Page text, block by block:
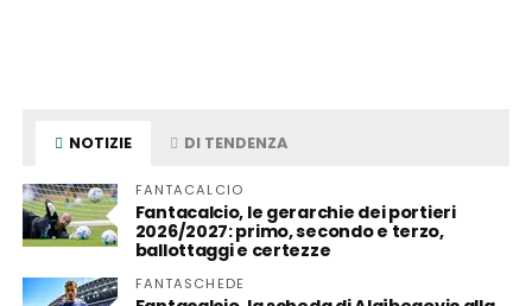
NOTIZIE DI TENDENZA
FANTACALCIO
Fantacalcio, le gerarchie dei portieri
2026/2027: primo, secondo e terzo,
ballottaggi e certezze
FANTASCHEDE